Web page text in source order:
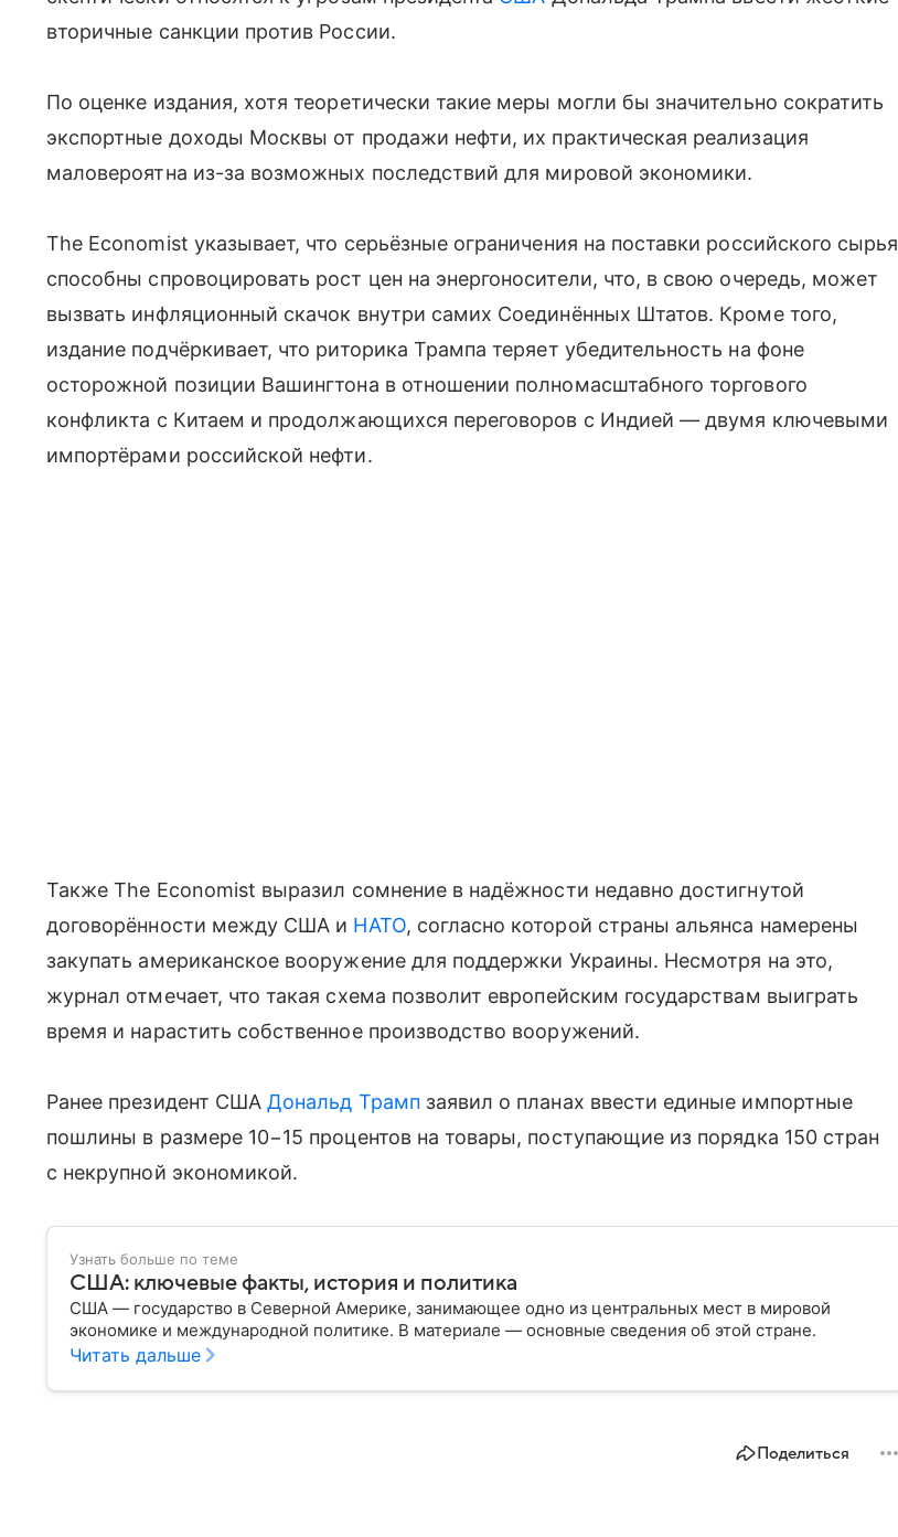
вторичные санкции против России.
По оценке издания, хотя теоретически такие меры могли бы значительно сократить
экспортные доходы Москвы от продажи нефти, их практическая реализация
маловероятна из-за возможных последствий для мировой экономики.
The Economist указывает, что серьёзные ограничения на поставки российского сырья
способны спровоцировать рост цен на энергоносители, что, в свою очередь, может
вызвать инфляционный скачок внутри самих Соединённых Штатов. Кроме того,
издание подчёркивает, что риторика Трампа теряет убедительность на фоне
осторожной позиции Вашингтона в отношении полномасштабного торгового
конфликта с Китаем и продолжающихся переговоров с Индией — двумя ключевыми
импортёрами российской нефти.
Также The Economist выразил сомнение в надёжности недавно достигнутой
договорённости между США и НАТО, согласно которой страны альянса намерены
закупать американское вооружение для поддержки Украины. Несмотря на это,
журнал отмечает, что такая схема позволит европейским государствам выиграть
время и нарастить собственное производство вооружений.
Ранее президент СШАДональд Трамп заявил о планах ввести единые импортные
пошлины в размере 10−15 процентов на товары, поступающие из порядка 150 стран
с некрупной экономикой.
Узнать больше по теме
США: ключевые факты, история и политика
США — государство в Северной Америке, занимающее одно из центральных мест в мировой
экономике и международной политике. В материале — основные сведения об этой стране.
Читать дальше
Поделиться